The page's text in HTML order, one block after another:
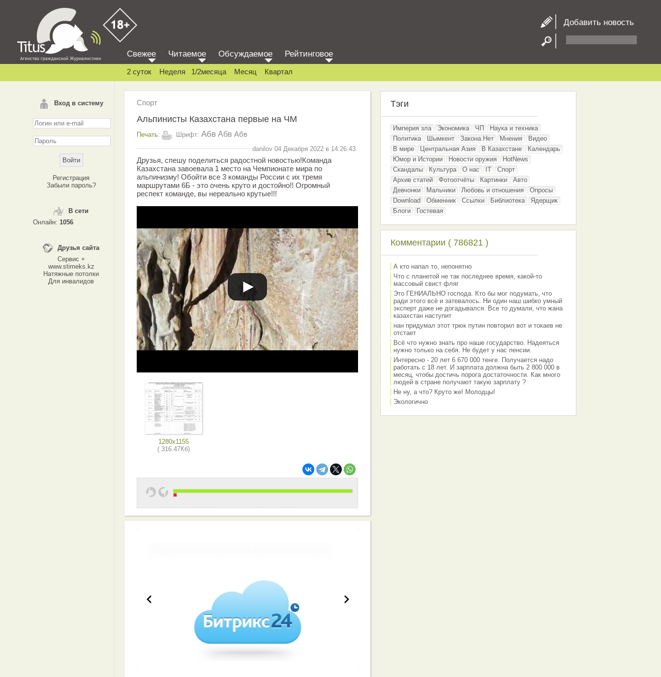
Добавить новость
Вход в систему
Регистрация
Забыли пароль?
В сети
Онлайн: 1056
Друзья сайта
Сервис +
www.stimeks.kz
Натяжные потолки
Для инвалидов
Свежее Читаемое Обсуждаемое Рейтинговое
2 суток Неделя 1/2месяца Месяц Квартал
Спорт
Альпинисты Казахстана первые на ЧМ
Печать: Шрифт: Абв Абв Абв
danilov 04 Декабря 2022 в 14:26:43
Друзья, спешу поделиться радостной новостью!Команда
Казахстана завоевала 1 место на Чемпионате мира по
альпинизму! Обойти все 3 команды России с их тремя
маршрутами 6Б - это очень круто и достойно!! Огромный
респект команде, вы нереально крутые!!!
1280x1155
( 316.47Кб)
Тэги
Империя зла Экономика ЧП
Наука и техника
Политика
Шымкент Закона.Нет Мнения
Видео
В мире
Центральная Азия В Казахстане
Календарь
Юмор и Истории
Новости оружия
HotNews
Скандалы
Культура О нас IT
Спорт
Архив статей
Фотоотчёты Картинки
Авто
Девчонки
Мальчики Любовь и отношения
Опросы
Download
Обменник Ссылки Библиотека
Ядерщик
Блоги
Гостевая
Комментарии ( 786821 )
А кто напал то, непонятно
Что с планетой не так последнее время, какой-то
массовый свист фляг
Это ГЕНИАЛЬНО господа. Кто бы мог подумать, что
ради этого всё и затевалось. Ни один наш шибко умный
эксперт даже не догадывался. Все то думали, что жана
казахстан наступит
нан придумал этот трюк путин повторил вот и токаев не
отстает
Всё что нужно знать про наше государство. Надеяться
нужно только на себя. Не будет у нас пенсии.
Интересно - 20 лет 6 670 000 тенге. Получается надо
работать с 18 лет. И зарплата должна быть 2 800 000 в
месяц, чтобы достичь порога достаточности. Как много
людей в стране получают такую зарплату ?
Не ну, а что? Круто же! Молодцы!
Экологично